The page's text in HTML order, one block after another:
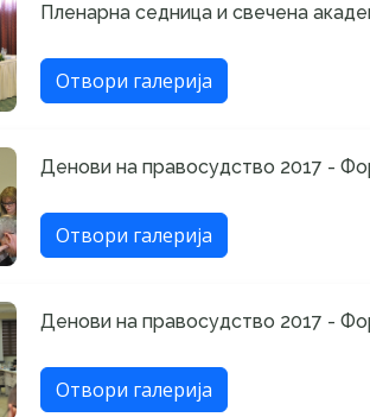
Пленарна седница и свечена
Отвори галерија
Денови на правосудство 2017 -
Отвори галерија
Денови на правосудство 2017 -
Отвори галерија